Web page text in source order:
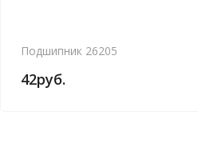
Подшипник 26205
42руб.